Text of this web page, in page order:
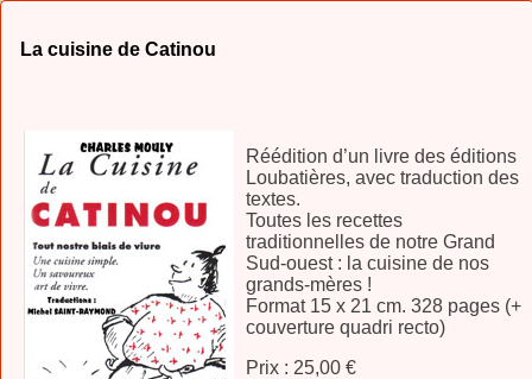
La cuisine de Catinou
Réédition d’un livre des éditions
Loubatières, avec traduction des
textes.
Toutes les recettes
traditionnelles de notre Grand
Sud-ouest : la cuisine de nos
grands-mères !
Format 15 x 21 cm. 328 pages (+
couverture quadri recto)
Prix : 25,00 €